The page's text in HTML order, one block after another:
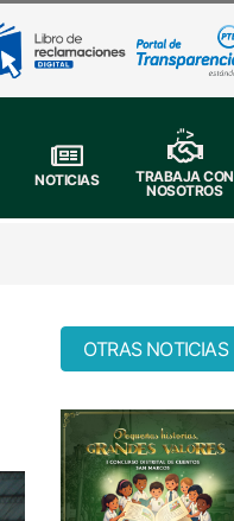
NOTICIAS
;">
TRABAJA CON
NOSOTROS
OTRAS NOTICIAS